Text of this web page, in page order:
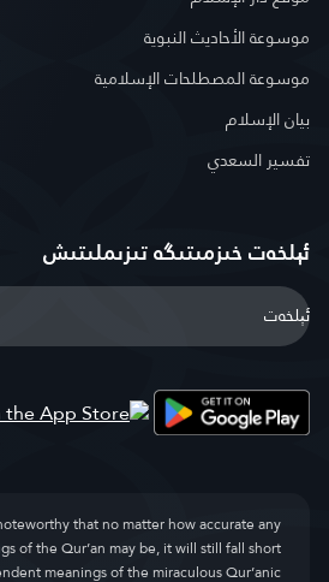
موسوعة الأحاديث النبوية
موسوعة المصطلحات الإسلامية
بيان الإسلام
تفسير السعدي
ئېلخەت خىزمىتىگە تىزىملىتىش
that no matter how accurate any
of the Qur’an may be, it will still fall short
meanings of the miraculous Qur’anic